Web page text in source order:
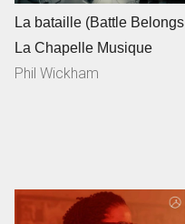
La bataille (Battle Belongs
La Chapelle Musique
Phil Wickham